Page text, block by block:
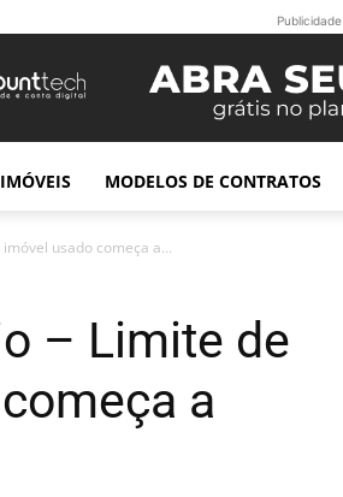
Publicidade
MODELOS DE CONTRATOS
usado começa a...
– Limite de
a